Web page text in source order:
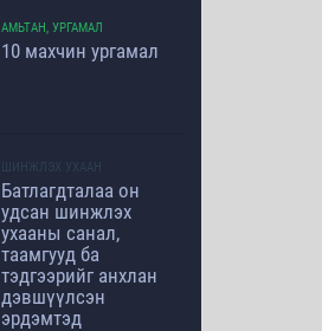
АМЬТАН, УРГАМАЛ
10 махчин ургамал
ШИНЖЛЭХ УХААН
Батлагдталаа он
удсан шинжлэх
ухааны санал,
таамгууд ба
тэдгээрийг анхлан
дэвшүүлсэн
эрдэмтэд